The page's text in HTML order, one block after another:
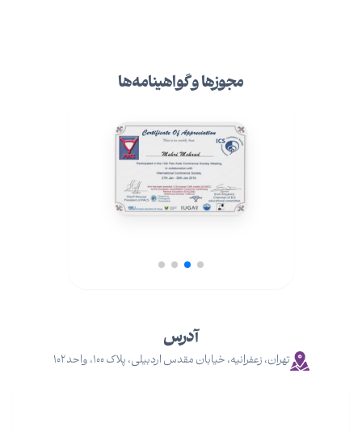
آدرس
تهران، زعفرانیه، خیابان مقدس اردبیلی، پلاک ۱۰۰، واحد ۱۰۲
مجوزها و گواهینامه‌ها